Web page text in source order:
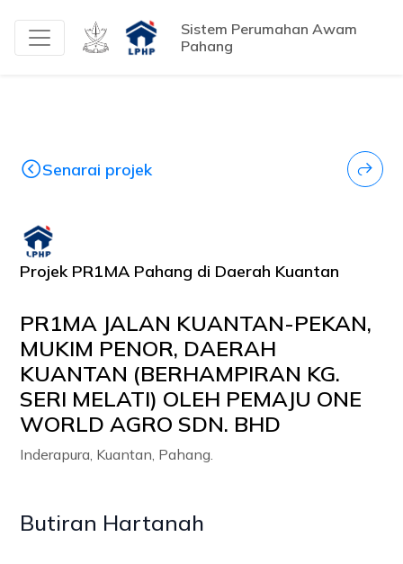
Sistem Perumahan Awam
Pahang
Senarai projek
Projek PR1MA Pahang di Daerah Kuantan
PR1MA JALAN KUANTAN-PEKAN,
MUKIM PENOR, DAERAH
KUANTAN (BERHAMPIRAN KG.
SERI MELATI) OLEH PEMAJU ONE
WORLD AGRO SDN. BHD
Inderapura, Kuantan, Pahang.
Butiran Hartanah